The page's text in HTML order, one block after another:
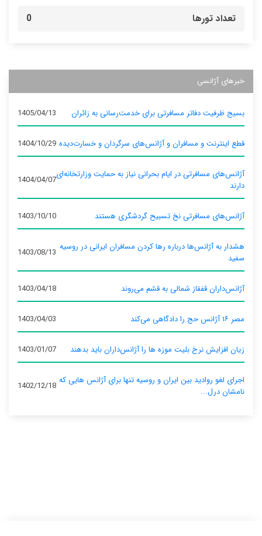
تعداد تورها 0
خبرهای آژانسی
بسیج ظرفیت دفاتر مسافرتی برای خدمت‌رسانی به زائران 1405/04/13
قطع اینترنت و مسافران و آژانس‌های سرگردان و خسارت‌دیده 1404/10/29
آژانس‌های مسافرتی در ایام بحرانی نیاز به حمایت وزارتخانه‌ای
دارند
1404/04/07
آژانس‌های مسافرتی نخ تسبیح گردشگری هستند 1403/10/10
هشدار به آژانس‌ها درباره رها کردن مسافران ایرانی در روسیه
سفید
1403/08/13
آژانس‌داران قفقاز شمالی به قشم می‌روند 1403/04/18
مصر ۱۶ آژانس حج را دادگاهی می‌کند 1403/04/03
زیان افزایش نرخ بلیت موزه ها را آژانس‌داران باید بدهند 1403/01/07
اجرای لغو روادید بین ایران و روسیه تنها برای آژانس‌ هایی که
نامشان درل...
1402/12/18